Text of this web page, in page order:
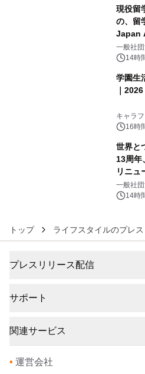
現役留
の、留
Japan
をリリ
一般社
14時
学園生
｜
キャラ
デザイ
16時
世界と
13周年
リニュ
一般社
14時
トップ ライフスタイルのプレ
プレスリリース配信
サポート
関連サービス
• 運営会社